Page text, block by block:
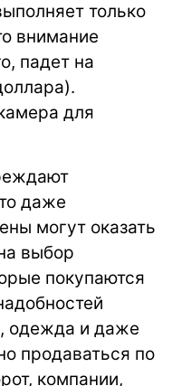
только
внимание
падет на
для
даже
могут оказать
выбор
покупаются
одежда и даже
продаваться по
компании,